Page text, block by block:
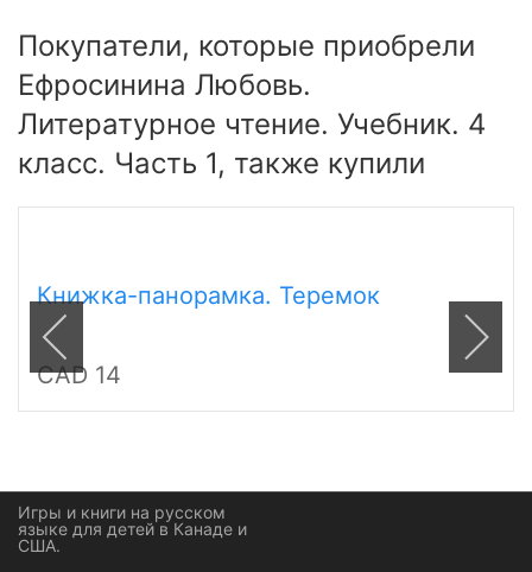
Покупатели, которые приобрели
Ефросинина Любовь.
Литературное чтение. Учебник. 4
класс. Часть 1, также купили
Книжка-панорамка. Теремок
CAD 14
Игры и книги на русском
языке для детей в Канаде и
США.